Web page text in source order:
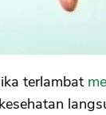
terlambat